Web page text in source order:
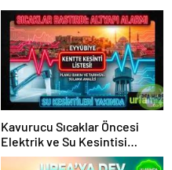
Kavurucu Sıcaklar Öncesi
Elektrik ve Su Kesintisi
Alarmı!